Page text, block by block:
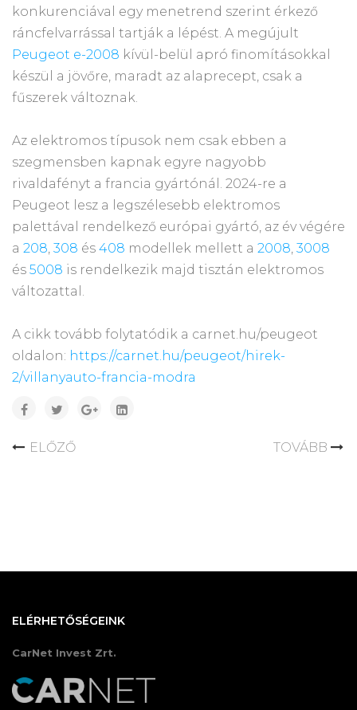
konkurenciával egy menetrend szerint érkező
ráncfelvarrással tartják a lépést. A megújult
Peugeot e-2008 kívül-belül apró finomításokkal
készül a jövőre, maradt az alaprecept, csak a
fűszerek változnak.
Az elektromos típusok nem csak ebben a
szegmensben kapnak egyre nagyobb
rivaldafényt a francia gyártónál. 2024-re a
Peugeot lesz a legszélesebb elektromos
palettával rendelkező európai gyártó, az év végére
a 208, 308 és 408 modellek mellett a 2008, 3008
és 5008 is rendelkezik majd tisztán elektromos
változattal.
A cikk tovább folytatódik a carnet.hu/peugeot
oldalon: https://carnet.hu/peugeot/hirek-
2/villanyauto-francia-modra
ELŐZŐ TOVÁBB
ELÉRHETŐSÉGEINK
CarNet Invest Zrt.